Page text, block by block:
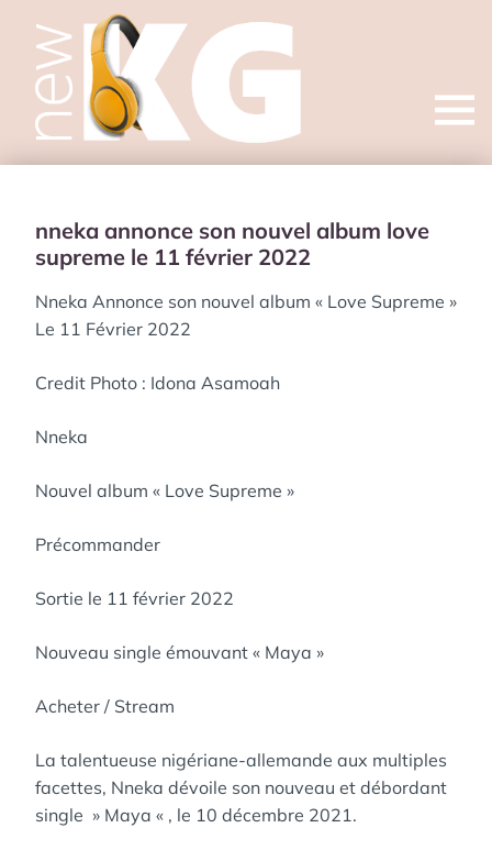
Open
nneka annonce son nouvel album love
supreme le 11 février 2022
Nneka Annonce son nouvel album « Love Supreme »
Le 11 Février 2022
Credit Photo : Idona Asamoah
Nneka
Nouvel album « Love Supreme »
Précommander
Sortie le 11 février 2022
Nouveau single émouvant « Maya »
Acheter / Stream
La talentueuse nigériane-allemande aux multiples
facettes, Nneka dévoile son nouveau et débordant
single » Maya « , le 10 décembre 2021.